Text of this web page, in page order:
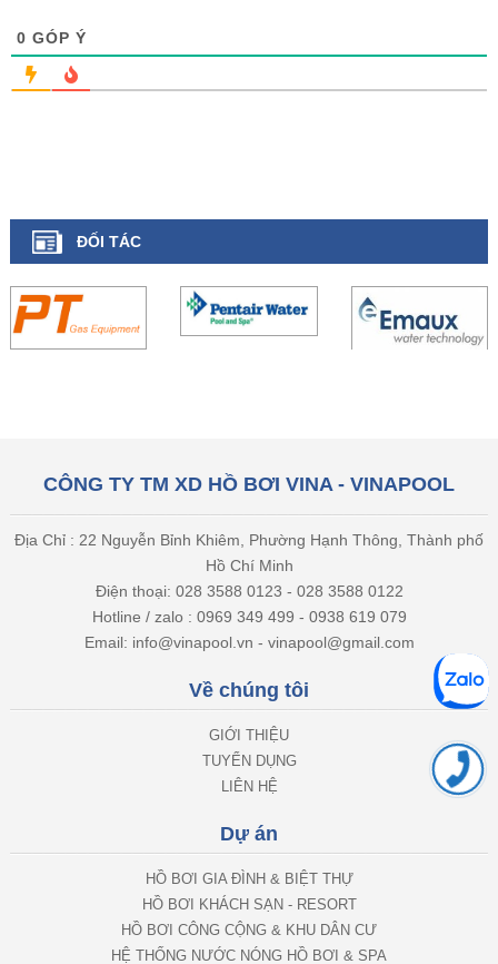
0 GÓP Ý
ĐỐI TÁC
CÔNG TY TM XD HỒ BƠI VINA - VINAPOOL
Địa Chỉ : 22 Nguyễn Bỉnh Khiêm, Phường Hạnh Thông, Thành phố
Hồ Chí Minh
Điện thoại: 028 3588 0123 - 028 3588 0122
Hotline / zalo : 0969 349 499 - 0938 619 079
Email: info@vinapool.vn - vinapool@gmail.com
Về chúng tôi
GIỚI THIỆU
TUYỂN DỤNG
LIÊN HỆ
Dự án
HỒ BƠI GIA ĐÌNH & BIỆT THỰ
HỒ BƠI KHÁCH SẠN - RESORT
HỒ BƠI CÔNG CỘNG & KHU DÂN CƯ
HỆ THỐNG NƯỚC NÓNG HỒ BƠI & SPA